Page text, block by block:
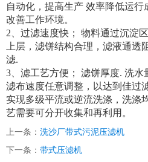
自动化，提高生产 效率降低运行
改善工作环境。
2、过滤速度快； 物料通过沉淀
上层，滤饼结构合理，滤液通透
滤.
3、滤工艺方便； 滤饼厚度. 洗水
滤布速度任意调整，以达到佳过
实现多级平流或逆流洗涤，洗涤
艺需要可分开收集和再利用。
上一条： 洗沙厂带式污泥压滤机
下一条： 带式压滤机